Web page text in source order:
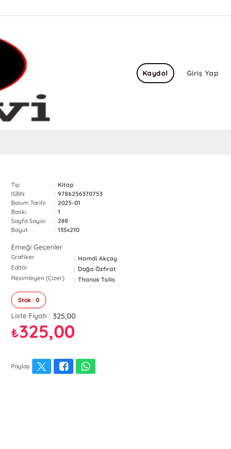
Giriş Yap
Kaydol
Tip : Kitap
ISBN
: 9786256370753
Basım Tarihi
: 2025-01
Baskı
: 1
Sayfa Sayısı
: 288
Boyut
: 135x210
Emeği Geçenler
Grafiker : Hamdi Akçay
Editör
: Doğa Özfırat
Resimleyen (Çizer)
: Thanos Tsilis
Stok : 0
Liste Fiyatı : 325,00
₺325,00
Paylaş